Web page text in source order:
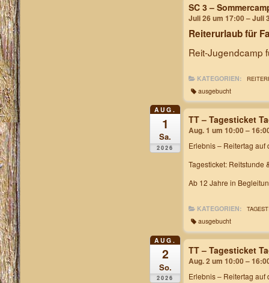
SC 3 –
Juli 26 um 17:00 – Juli
Reiterurlaub für
Reit-Jugendcamp
KATEGORIEN:
ausgebucht
AUG.
1
Sa.
2026
TT – Tagesticket
Aug. 1 um 10:00 –
Erlebnis – Reitertag auf
Tagesticket: Reitstunde
Ab 12 Jahre in
KATEGORIEN:
ausgebucht
AUG.
2
So.
2026
TT – Tagesticket
Aug. 2 um 10:00 –
Erlebnis – Reitertag auf